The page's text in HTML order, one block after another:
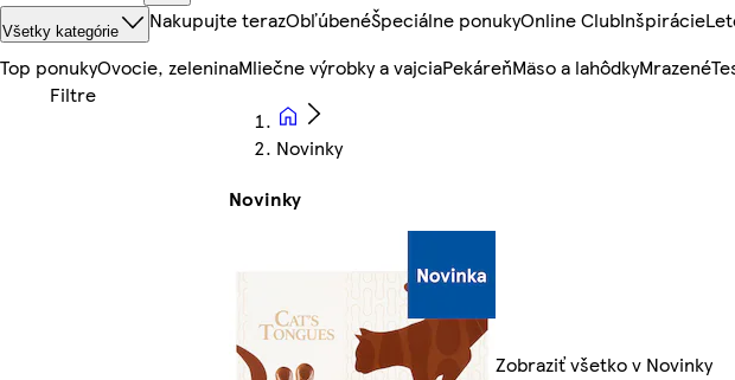
Všetky kategórie Nakupujte terazObľúbenéŠpeciálne ponukyOnline ClubInšpirácie
Top ponukyOvocie, zeleninaMliečne výrobky a vajciaPekáreňMäso a lahôdkyMrazené
Novinky
Novinky
Zobraziť všetko v Novinky